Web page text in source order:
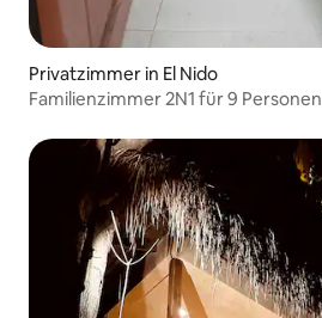
Privatzimmer in El Nido
Familienzimmer 2N1 für 9 Personen